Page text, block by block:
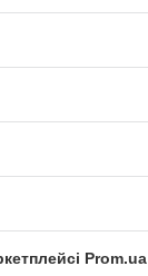
Prom.ua